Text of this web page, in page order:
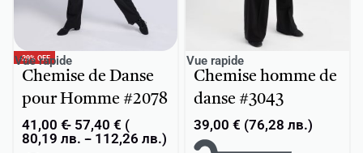
-29% OFF
Vue rapide
Chemise de Danse
pour Homme #2078
41,00 € 57,40 € (
80,19 лв. - 112,26 лв.)
Vue rapide
Chemise homme de
danse #3043
39,00 € (76,28 лв.)